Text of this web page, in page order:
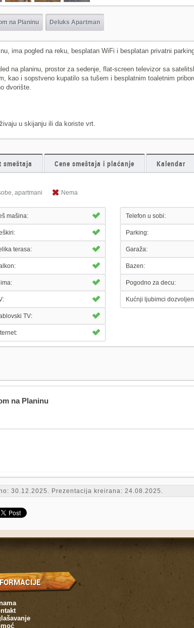
na Planinu Deluks Apartman
ima pogled na reku, besplatan WiFi i besplatan privatni
na planinu, prostor za sedenje, flat-screen televizor sa
kao i sopstveno kupatilo sa tušem i besplatnim toaletnim
dvorište.
u skijanju ili da koriste vrt.
smeštaja Cene smeštaja i plaćanje Kalendar
apartmani Nema
mašina:
terasa:
TV:
Telefon u sobi:
Parking:
Garaža:
Bazen:
Pogodno za decu:
Kućnji ljubimci
na Planinu
30.12.2025. Prezentacija kreirana: 24.08.2025.